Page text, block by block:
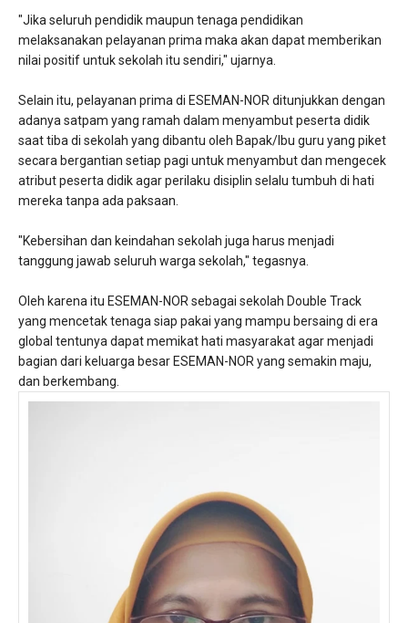
"Jika seluruh pendidik maupun tenaga pendidikan
melaksanakan pelayanan prima maka akan dapat memberikan
nilai positif untuk sekolah itu sendiri," ujarnya.
Selain itu, pelayanan prima di ESEMAN-NOR ditunjukkan dengan
adanya satpam yang ramah dalam menyambut peserta didik
saat tiba di sekolah yang dibantu oleh Bapak/Ibu guru yang piket
secara bergantian setiap pagi untuk menyambut dan mengecek
atribut peserta didik agar perilaku disiplin selalu tumbuh di hati
mereka tanpa ada paksaan.
"Kebersihan dan keindahan sekolah juga harus menjadi
tanggung jawab seluruh warga sekolah," tegasnya.
Oleh karena itu ESEMAN-NOR sebagai sekolah Double Track
yang mencetak tenaga siap pakai yang mampu bersaing di era
global tentunya dapat memikat hati masyarakat agar menjadi
bagian dari keluarga besar ESEMAN-NOR yang semakin maju,
dan berkembang.